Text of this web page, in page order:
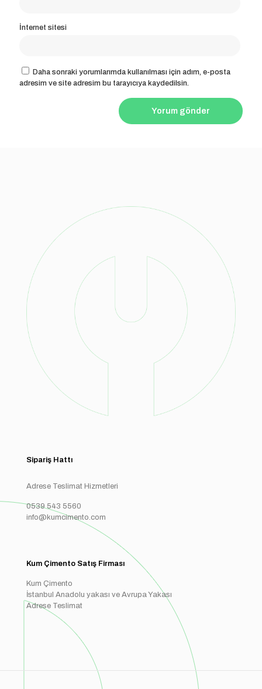
İnternet sitesi
Daha sonraki yorumlarımda kullanılması için adım, e-posta
adresim ve site adresim bu tarayıcıya kaydedilsin.
Sipariş Hattı
Adrese Teslimat Hizmetleri
0539 543 5560
info@kumcimento.com
Kum Çimento Satış Firması
Kum Çimento
İstanbul Anadolu yakası ve Avrupa Yakası
Adrese Teslimat